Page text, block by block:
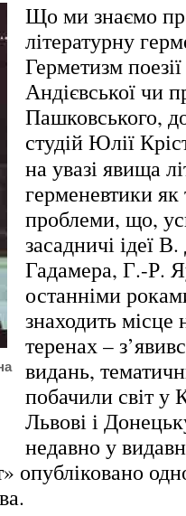
Що ми знаємо
літературну
Герметизм
Андієвської чи
Пашковського,
студій Юлії
на увазі явища
герменевтики як
проблеми, що,
засадничі ідеї
Гадамера, Г.-Р.
останніми
знаходить місце
теренах –
видань,
побачили світ у
Львові і
недавно у
опубліковано